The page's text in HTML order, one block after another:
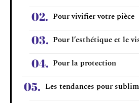
Pour vivifier votre pièce
Pour l’esthétique et le
Pour la protection
Les tendances pour